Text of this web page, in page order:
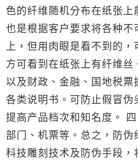
色的纤维随机分布在纸张
也是根据客户要求将各种
上，但用肉眼是看不到的
方可看到在纸张上有纤维丝
以及财政、金融、国地税
各类说明书。可防止假冒伪
提高产品档次和知名度。
部门、机票等。总之，防
科技雕刻技术及防伪手段